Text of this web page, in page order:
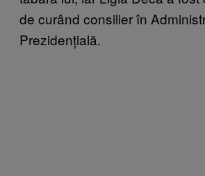
de curând consilier în
Prezidențială.